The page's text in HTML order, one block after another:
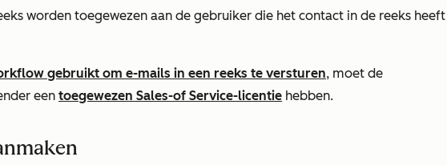
worden toegewezen aan de gebruiker die het contact in de reeks heeft
gebruikt om e-mails in een reeks te versturen, moet de
een toegewezen Sales-of Service-licentie hebben.